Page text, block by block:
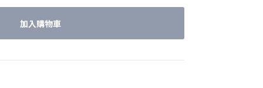
加入購物車